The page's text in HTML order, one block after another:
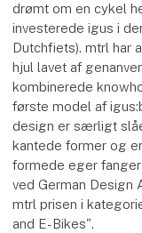
drømt om en cykel
investerede igus i
Dutchfiets). mtrl har
hjul lavet af
kombinerede
første model af
design er særligt
kantede former og
formede eger
ved German Design
mtrl prisen i
and E-Bikes".